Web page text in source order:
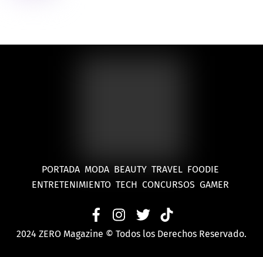
PORTADA MODA BEAUTY TRAVEL FOODIE
ENTRETENIMIENTO TECH CONCURSOS GAMER
2024 ZERO Magazine © Todos los Derechos Reservado.